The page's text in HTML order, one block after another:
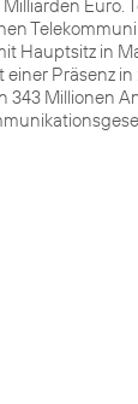
Milliarden Euro.
Hauptsitz in
Präsenz
343 Millionen